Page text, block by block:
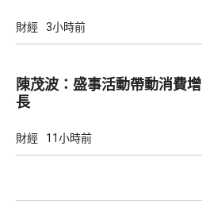
財經 3小時前
陳茂波：盛事活動帶動消費增
長
財經 11小時前